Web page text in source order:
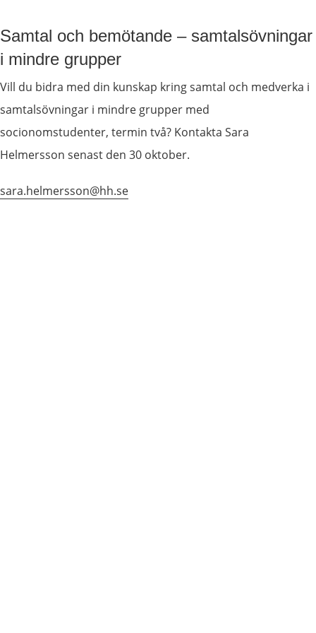
Samtal och bemötande – samtalsövningar
i mindre grupper
Vill du bidra med din kunskap kring samtal och medverka i
samtalsövningar i mindre grupper med
socionomstudenter, termin två? Kontakta Sara
Helmersson senast den 30 oktober.
sara.helmersson@hh.se